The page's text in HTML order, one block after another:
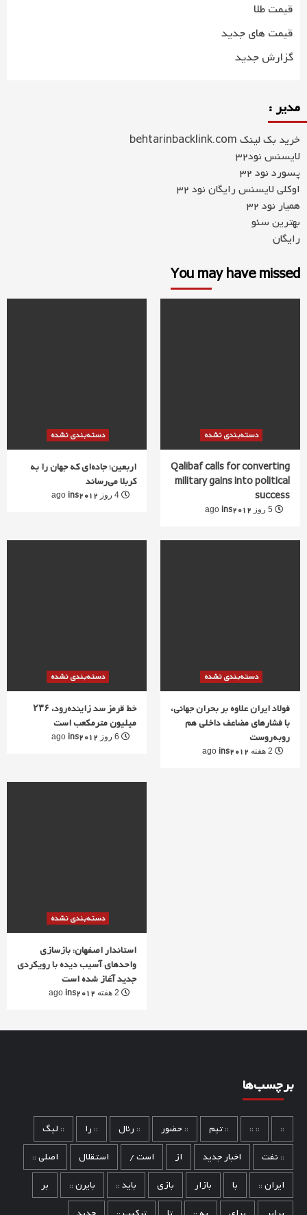
قیمت طلا
قیمت های جدید
گزارش جدید
مدیر :
خرید بک لینک behtarinbacklink.com
لایسنس نود32
پسورد نود 32
اوکلی لایسنس رایگان نود 32
همیار نود 32
بهترین سئو
رایگان
You may have missed
دسته‌بندی نشده
اربعین؛ جاده‌ای که جهان را به
کربلا می‌رساند
ins2012
دسته‌بندی نشده
Qalibaf calls for converting
military gains into political
success
ins2012
دسته‌بندی نشده
خط قرمز سد زاینده‌رود، ۲۳۶
میلیون مترمکعب است
ins2012
دسته‌بندی نشده
فولاد ایران علاوه بر بحران جهانی،
با فشارهای مضاعف داخلی هم
روبه‌روست
ins2012
دسته‌بندی نشده
استاندار اصفهان: بازسازی
واحدهای آسیب دیده با رویکردی
جدید آغاز شده است
ins2012
برچسب‌ها
::
:: :: :: تیم :: حضور :: رئال :: را
:: لیگ
:: نفت
اخبار جدید از است / استقلال
اصلی ::
ایران ::
با بازار بازی باید :: بایرن ::
بر